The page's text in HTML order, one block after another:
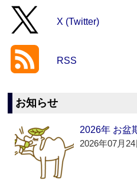
X (Twitter)
RSS
お知らせ
2026年 お盆
2026年07月